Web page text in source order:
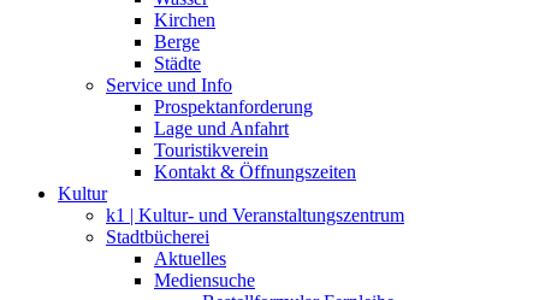
Kirchen
Berge
Städte
Service und Info
Prospektanforderung
Lage und Anfahrt
Touristikverein
Kontakt & Öffnungszeiten
Kultur
k1 | Kultur- und Veranstaltungszentrum
Stadtbücherei
Aktuelles
Mediensuche